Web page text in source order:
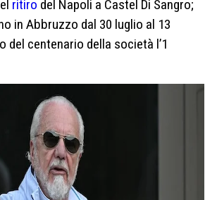
ritiro del Napoli a Castel Di Sangro;
in Abbruzzo dal 30 luglio al 13
del centenario della società l’1